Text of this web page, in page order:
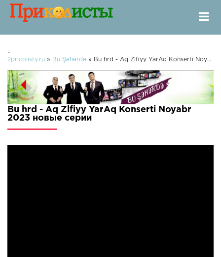
-
2pricolisty.ru » Bu Şəhərdə » Bu hrd - Aq Zlfiyy YarAq Konserti Noyabr 2023
Bu hrd - Aq Zlfiyy YarAq Konserti Noyabr
2023 новые серии